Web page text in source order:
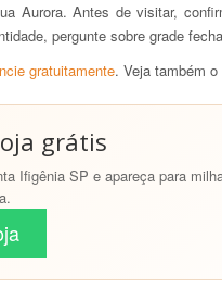
Aurora. Antes de visitar,
pergunte sobre grade
gratuitamente. Veja também o
grátis
Ifigênia SP e apareça para